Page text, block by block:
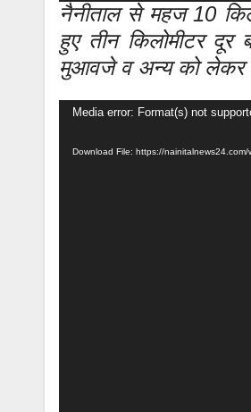
नैनीताल से महज 10
हुए तीन किलोमीटर
मुआवजे व अन्य को लेकर
Video
Media error: Format(s) not
Download File: https://